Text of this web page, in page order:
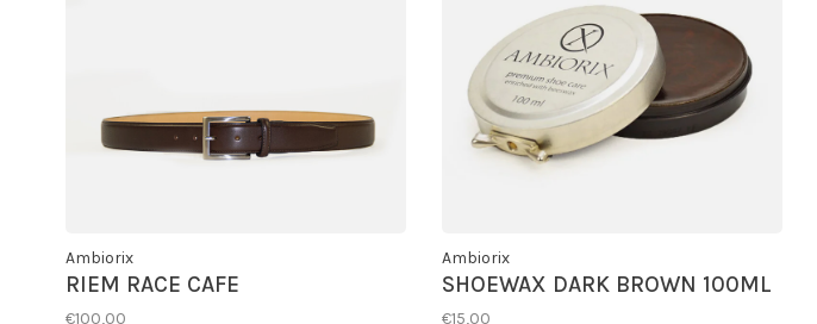
Ambiorix
RIEM RACE CAFE
€100,00
Ambiorix
SHOEWAX DARK BROWN 100ML
€15,00